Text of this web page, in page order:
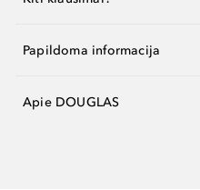
Papildoma informacija
Apie DOUGLAS